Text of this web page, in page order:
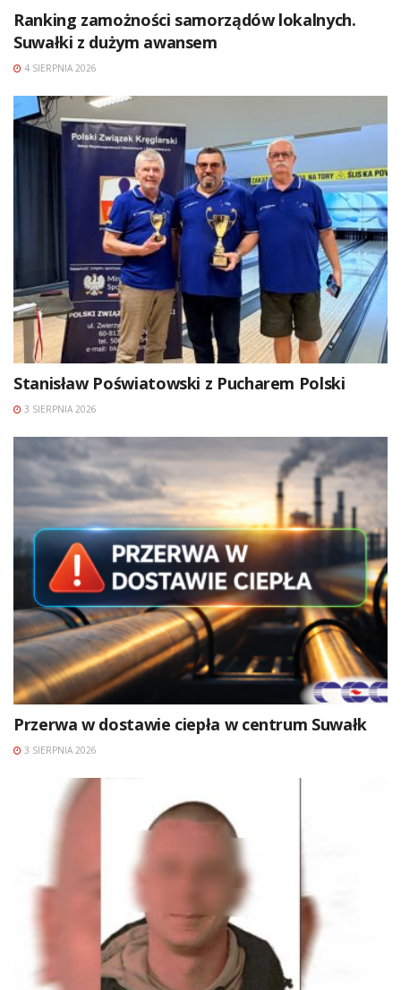
Ranking zamożności samorządów lokalnych.
Suwałki z dużym awansem
4 SIERPNIA 2026
Stanisław Poświatowski z Pucharem Polski
3 SIERPNIA 2026
Przerwa w dostawie ciepła w centrum Suwałk
3 SIERPNIA 2026